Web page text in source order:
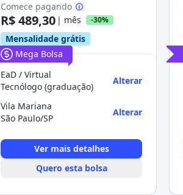
Comece pagando
R$ 489,30 | mês -30%
Mensalidade grátis
Mega Bolsa
EaD / Virtual
Tecnólogo (graduação)
Alterar
Vila Mariana
São Paulo/SP
Alterar
Ver mais detalhes
Quero esta bolsa